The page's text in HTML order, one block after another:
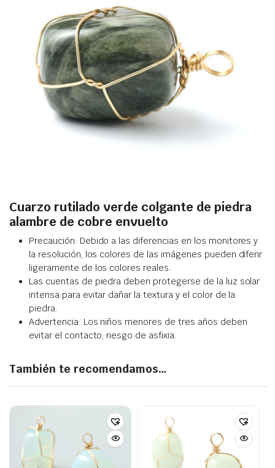
Cuarzo rutilado verde colgante de piedra
alambre de cobre envuelto
Precaución: Debido a las diferencias en los monitores y
la resolución, los colores de las imágenes pueden diferir
ligeramente de los colores reales.
Las cuentas de piedra deben protegerse de la luz solar
intensa para evitar dañar la textura y el color de la
piedra.
Advertencia: Los niños menores de tres años deben
evitar el contacto, riesgo de asfixia.
También te recomendamos…